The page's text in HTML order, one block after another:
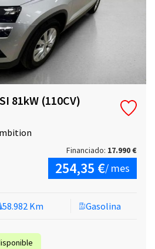
81kW (110CV)
58.982 Km Gasolina
Financiado: 17.990 €
254,35 €/ mes